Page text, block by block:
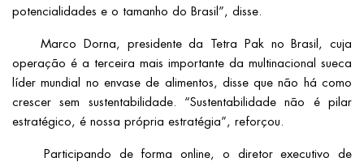
potencialidades e o tamanho do Brasil”, disse.
Marco Dorna, presidente da Tetra Pak no Brasil, cuja
operação é a terceira mais importante da multinacional sueca
líder mundial no envase de alimentos, disse que não há como
crescer sem sustentabilidade. “Sustentabilidade não é pilar
estratégico, é nossa própria estratégia”, reforçou.
Participando de forma online, o diretor executivo de